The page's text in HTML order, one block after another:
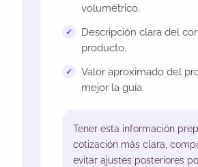
volumétrico.
Descripción clara del
producto.
Valor aproximado del
mejor la guía.
Tener esta información
cotización más clara,
evitar ajustes posteriores